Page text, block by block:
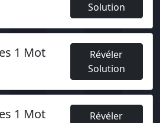
Solution
1 Mot
Révéler
Solution
1 Mot
Révéler